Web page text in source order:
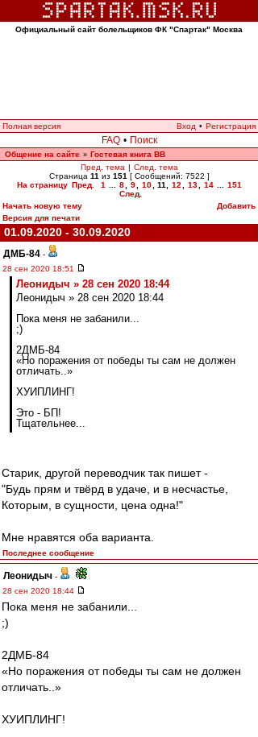
Официальный сайт болельщиков ФК "Спартак" Москва
Полная версия Вход • Регистрация
FAQ • Поиск
Общение на сайте » Гостевая книга ВВ
Пред. тема | След. тема
Страница 11 из 151 [ Сообщений: 7522 ]
На страницу Пред. 1 8 9 10 11 12 13 14
151
След.
Начать новую тему
Добавить
Версия для печати
01.09.2020 - 30.09.2020
ДМБ-84 -
28 сен 2020 18:51
Леонидыч » 28 сен 2020 18:44
Леонидыч » 28 сен 2020 18:44
Пока меня не забанили...
;)
2ДМБ-84
«Но поражения от победы ты сам не должен
отличать..»
ХУИПЛИНГ!
Это - БП!
Тщательнее...
Старик, другой переводчик так пишет -
"Будь прям и твёрд в удаче, и в несчастье,
Которым, в сущности, цена одна!"
Мне нравятся оба варианта.
Последнее сообщение
Леонидыч -
28 сен 2020 18:44
Пока меня не забанили...
;)
2ДМБ-84
«Но поражения от победы ты сам не должен
отличать..»
ХУИПЛИНГ!